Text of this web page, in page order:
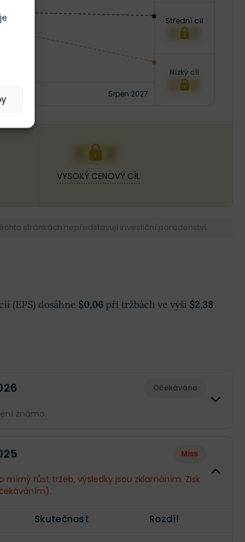
Srpen 2027
Střední cíl
XXX
Nízký cíl
XXX
XXX
VYSOKÝ CENOVÝ CÍL
stránkách nepředstavují investiční poradenství.
(EPS) dosáhne $0,06 při tržbách ve výši $2,38
Očekáváno
známo.
--
-- --
Miss
růst tržeb, výsledky jsou zklamáním. Zisk
Skutečnost Rozdíl